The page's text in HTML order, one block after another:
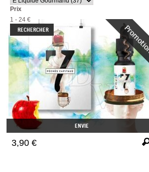
Prix
1 - 24 €
ENVIE
3,90 €